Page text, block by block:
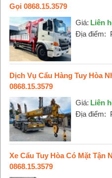
Gọi 0868.15.3579
Giá: Liên
Địa điểm:
Dịch Vụ Cẩu Hàng Tuy Hòa
0868.15.3579
Giá: Liên
Địa điểm:
Xe Cẩu Tuy Hòa Có Mặt Tận
0868.15.3579